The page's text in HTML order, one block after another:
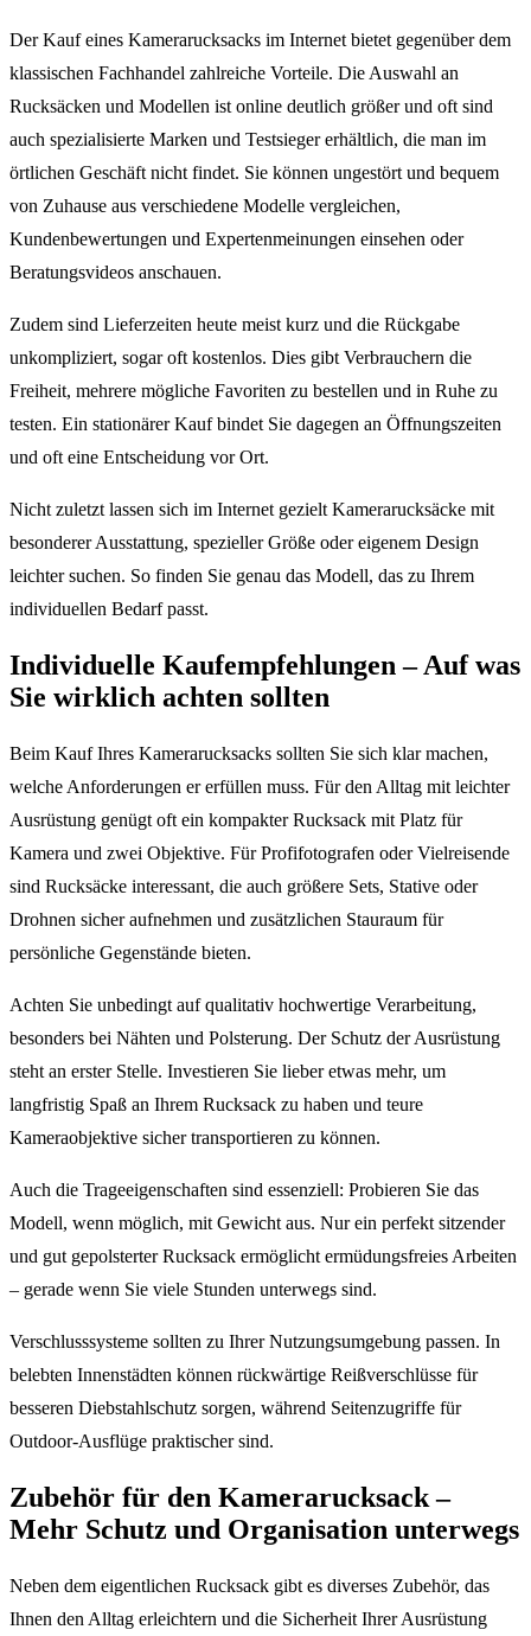
Der Kauf eines Kamerarucksacks im Internet bietet gegenüber dem
klassischen Fachhandel zahlreiche Vorteile. Die Auswahl an
Rucksäcken und Modellen ist online deutlich größer und oft sind
auch spezialisierte Marken und Testsieger erhältlich, die man im
örtlichen Geschäft nicht findet. Sie können ungestört und bequem
von Zuhause aus verschiedene Modelle vergleichen,
Kundenbewertungen und Expertenmeinungen einsehen oder
Beratungsvideos anschauen.
Zudem sind Lieferzeiten heute meist kurz und die Rückgabe
unkompliziert, sogar oft kostenlos. Dies gibt Verbrauchern die
Freiheit, mehrere mögliche Favoriten zu bestellen und in Ruhe zu
testen. Ein stationärer Kauf bindet Sie dagegen an Öffnungszeiten
und oft eine Entscheidung vor Ort.
Nicht zuletzt lassen sich im Internet gezielt Kamerarucksäcke mit
besonderer Ausstattung, spezieller Größe oder eigenem Design
leichter suchen. So finden Sie genau das Modell, das zu Ihrem
individuellen Bedarf passt.
Individuelle Kaufempfehlungen – Auf was
Sie wirklich achten sollten
Beim Kauf Ihres Kamerarucksacks sollten Sie sich klar machen,
welche Anforderungen er erfüllen muss. Für den Alltag mit leichter
Ausrüstung genügt oft ein kompakter Rucksack mit Platz für
Kamera und zwei Objektive. Für Profifotografen oder Vielreisende
sind Rucksäcke interessant, die auch größere Sets, Stative oder
Drohnen sicher aufnehmen und zusätzlichen Stauraum für
persönliche Gegenstände bieten.
Achten Sie unbedingt auf qualitativ hochwertige Verarbeitung,
besonders bei Nähten und Polsterung. Der Schutz der Ausrüstung
steht an erster Stelle. Investieren Sie lieber etwas mehr, um
langfristig Spaß an Ihrem Rucksack zu haben und teure
Kameraobjektive sicher transportieren zu können.
Auch die Trageeigenschaften sind essenziell: Probieren Sie das
Modell, wenn möglich, mit Gewicht aus. Nur ein perfekt sitzender
und gut gepolsterter Rucksack ermöglicht ermüdungsfreies Arbeiten
– gerade wenn Sie viele Stunden unterwegs sind.
Verschlusssysteme sollten zu Ihrer Nutzungsumgebung passen. In
belebten Innenstädten können rückwärtige Reißverschlüsse für
besseren Diebstahlschutz sorgen, während Seitenzugriffe für
Outdoor-Ausflüge praktischer sind.
Zubehör für den Kamerarucksack –
Mehr Schutz und Organisation unterwegs
Neben dem eigentlichen Rucksack gibt es diverses Zubehör, das
Ihnen den Alltag erleichtern und die Sicherheit Ihrer Ausrüstung